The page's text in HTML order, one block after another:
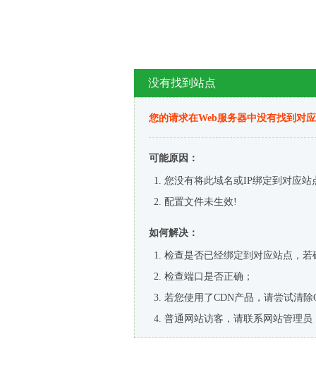
没有找到站点
您的请求在Web服务器中没有找到对
可能原因：
您没有将此域名或IP绑定到对应站
配置文件未生效!
如何解决：
检查是否已经绑定到对应站点，
检查端口是否正确；
若您使用了CDN产品，请尝试清除
普通网站访客，请联系网站管理员